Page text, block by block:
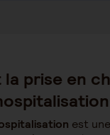
prise en
est